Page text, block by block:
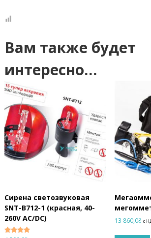
о
р
р
н
я
С
у
м
-
1
Вам также будет
интересно…
Сирена светозвуковая
SNT-B712-1 (красная, 40-
260V AC/DC)
13 860,0₴ с